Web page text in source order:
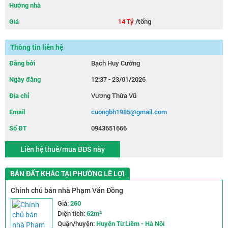
Hướng nhà
Giá
14 Tỷ/tổng
Thông tin liên hệ
Đăng bởi
Bạch Huy Cường
Ngày đăng
12:37 - 23/01/2026
Địa chỉ
Vương Thừa Vũ
Email
cuongbh1985@gmail.com
Số ĐT
0943651666
Liên hệ thuê/mua BĐS này
BÁN ĐẤT KHÁC TẠI PHƯỜNG LÊ LỢI
Chính chủ bán nhà Phạm Văn Đồng
Giá:260
Diện tích:62m²
Quận/huyện:Huyện Từ Liêm - Hà Nội